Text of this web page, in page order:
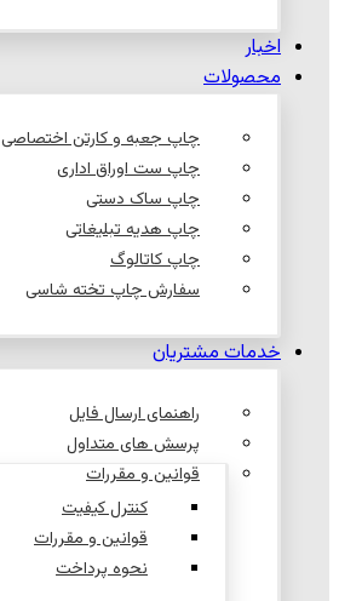
اخبار
محصولات
چاپ جعبه و کارتن اختصاصی
چاپ ست اوراق اداری
چاپ ساک دستی
چاپ هدیه تبلیغاتی
چاپ کاتالوگ
سفارش چاپ تخته شاسی
خدمات مشتریان
راهنمای ارسال فایل
پرسش های متداول
قوانین و مقررات
کنترل کیفیت
قوانین و مقررات
نحوه پرداخت